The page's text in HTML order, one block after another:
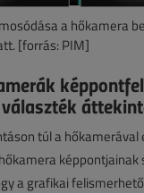
a hőkamera
[forrás: PIM]
túl a hőkamerával
a grafikai